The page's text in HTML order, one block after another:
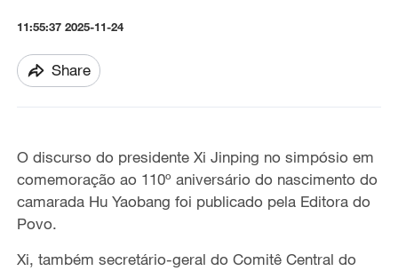
11:55:37 2025-11-24
Share
O discurso do presidente Xi Jinping no simpósio em
comemoração ao 110º aniversário do nascimento do
camarada Hu Yaobang foi publicado pela Editora do
Povo.
Xi, também secretário-geral do Comitê Central do